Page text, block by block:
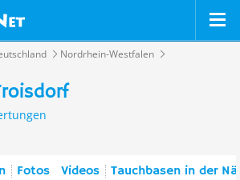
Nordrhein-Westfalen
Fotos Videos Tauchbasen in der